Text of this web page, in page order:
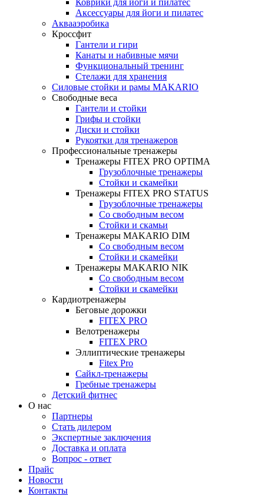
Коврики для йоги и пилатес
Аксессуары для йоги и пилатес
Аквааэробика
Кроссфит
Гантели и гири
Канаты и набивные мячи
Функциональный тренинг
Стелажи для хранения
Силовые стойки и рамы MAKARIO
Свободные веса
Гантели и стойки
Грифы и стойки
Диски и стойки
Рукоятки для тренажеров
Профессиональные тренажеры
Тренажеры FITEX PRO OPTIMA
Грузоблочные тренажеры
Стойки и скамейки
Тренажеры FITEX PRO STATUS
Грузоблочные тренажеры
Со свободным весом
Стойки и скамьи
Тренажеры MAKARIO DIM
Со свободным весом
Стойки и скамейки
Тренажеры MAKARIO NIK
Со свободным весом
Стойки и скамейки
Кардиотренажеры
Беговые дорожки
FITEX PRO
Велотренажеры
FITEX PRO
Эллиптические тренажеры
Fitex Pro
Сайкл-тренажеры
Гребные тренажеры
Детский фитнес
О нас
Партнеры
Стать дилером
Экспертные заключения
Доставка и оплата
Вопрос - ответ
Прайс
Новости
Контакты